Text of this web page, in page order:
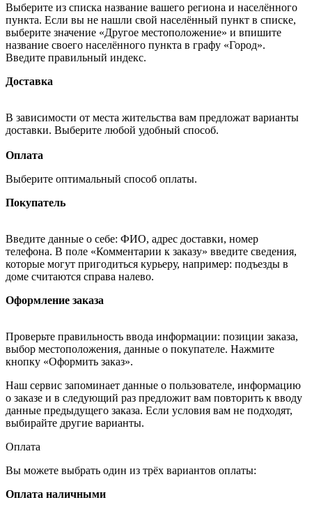
Выберите из списка название вашего региона и населённого
пункта. Если вы не нашли свой населённый пункт в списке,
выберите значение «Другое местоположение» и впишите
название своего населённого пункта в графу «Город».
Введите правильный индекс.
Доставка
В зависимости от места жительства вам предложат варианты
доставки. Выберите любой удобный способ.
Оплата
Выберите оптимальный способ оплаты.
Покупатель
Введите данные о себе: ФИО, адрес доставки, номер
телефона. В поле «Комментарии к заказу» введите сведения,
которые могут пригодиться курьеру, например: подъезды в
доме считаются справа налево.
Оформление заказа
Проверьте правильность ввода информации: позиции заказа,
выбор местоположения, данные о покупателе. Нажмите
кнопку «Оформить заказ».
Наш сервис запоминает данные о пользователе, информацию
о заказе и в следующий раз предложит вам повторить к вводу
данные предыдущего заказа. Если условия вам не подходят,
выбирайте другие варианты.
Оплата
Вы можете выбрать один из трёх вариантов оплаты:
Оплата наличными